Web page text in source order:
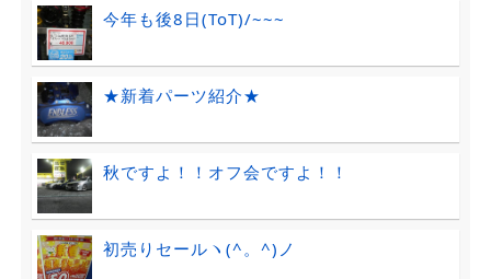
今年も後8日(ToT)/~~~
★新着パーツ紹介★
秋ですよ！！オフ会ですよ！！
初売りセールヽ(^。^)ノ